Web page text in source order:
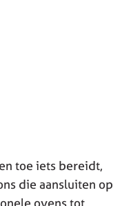
toe iets bereidt,
die aansluiten op